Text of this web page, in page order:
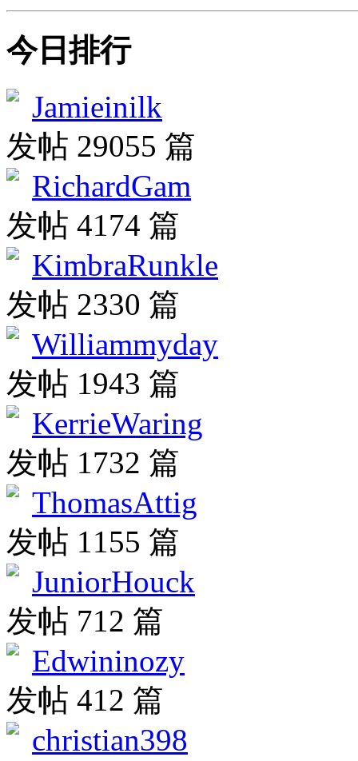
今日排行
Jamieinilk
发帖 29055 篇
RichardGam
发帖 4174 篇
KimbraRunkle
发帖 2330 篇
Williammyday
发帖 1943 篇
KerrieWaring
发帖 1732 篇
ThomasAttig
发帖 1155 篇
JuniorHouck
发帖 712 篇
Edwininozy
发帖 412 篇
christian398